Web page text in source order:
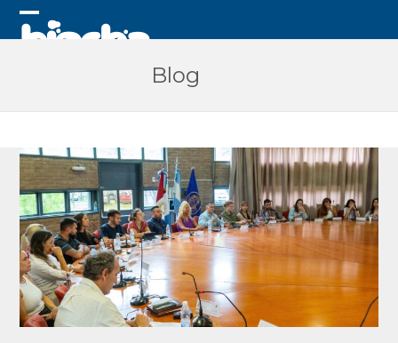
Skip
Open
Close
Blog